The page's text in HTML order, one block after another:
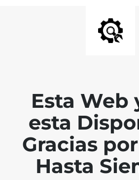
Esta Web
esta
Gracias
Hasta